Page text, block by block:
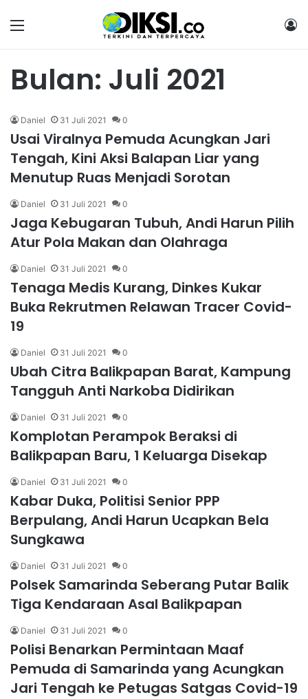
Bulan: Juli 2021
Daniel 31 Juli 2021 0
Usai Viralnya Pemuda Acungkan Jari
Tengah, Kini Aksi Balapan Liar yang
Menutup Ruas Menjadi Sorotan
Daniel 31 Juli 2021 0
Jaga Kebugaran Tubuh, Andi Harun Pilih
Atur Pola Makan dan Olahraga
Daniel 31 Juli 2021 0
Tenaga Medis Kurang, Dinkes Kukar
Buka Rekrutmen Relawan Tracer Covid-
19
Daniel 31 Juli 2021 0
Ubah Citra Balikpapan Barat, Kampung
Tangguh Anti Narkoba Didirikan
Daniel 31 Juli 2021 0
Komplotan Perampok Beraksi di
Balikpapan Baru, 1 Keluarga Disekap
Daniel 31 Juli 2021 0
Kabar Duka, Politisi Senior PPP
Berpulang, Andi Harun Ucapkan Bela
Sungkawa
Daniel 31 Juli 2021 0
Polsek Samarinda Seberang Putar Balik
Tiga Kendaraan Asal Balikpapan
Daniel 31 Juli 2021 0
Polisi Benarkan Permintaan Maaf
Pemuda di Samarinda yang Acungkan
Jari Tengah ke Petugas Satgas Covid-19